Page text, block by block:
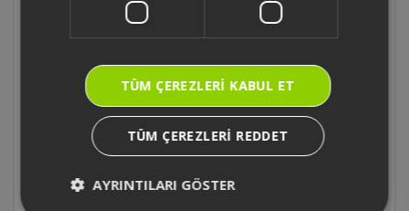
FL492 - Felix Polvo Pro Dikey Elektrikli
Süpürge Cihaz hangi yaş grubundaki
çocuklar tarafından kullanılabilir?
FL492 - Felix Polvo Pro Dikey Elektrikli
Süpürge Toz haznesi yıkandıktan sonra ne
yapılmalıdır?
TÜM ÇEREZLERI KABUL ET
TÜM ÇEREZLERI REDDET
AYRINTILARI GÖSTER